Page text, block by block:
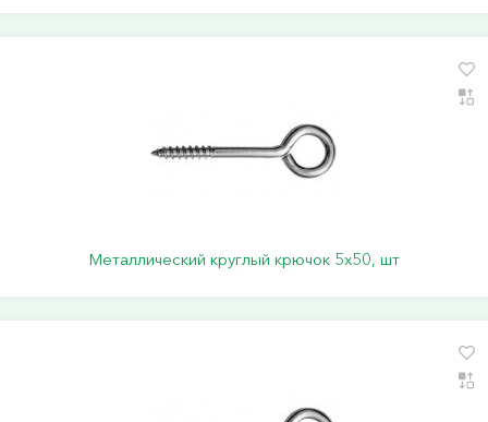
Металлический круглый крючок 5х50, шт